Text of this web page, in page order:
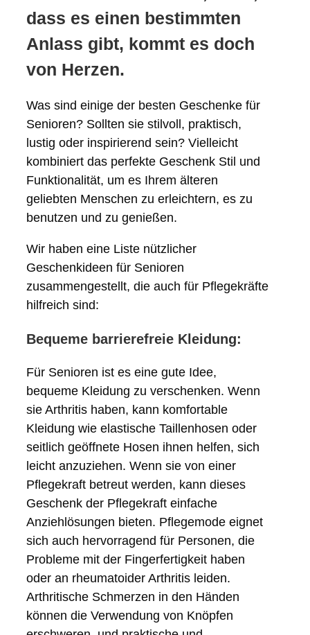
dass es einen bestimmten
Anlass gibt, kommt es doch
von Herzen.
Was sind einige der besten Geschenke für
Senioren? Sollten sie stilvoll, praktisch,
lustig oder inspirierend sein? Vielleicht
kombiniert das perfekte Geschenk Stil und
Funktionalität, um es Ihrem älteren
geliebten Menschen zu erleichtern, es zu
benutzen und zu genießen.
Wir haben eine Liste nützlicher
Geschenkideen für Senioren
zusammengestellt, die auch für Pflegekräfte
hilfreich sind:
Bequeme barrierefreie Kleidung:
Für Senioren ist es eine gute Idee,
bequeme Kleidung zu verschenken. Wenn
sie Arthritis haben, kann komfortable
Kleidung wie elastische Taillenhosen oder
seitlich geöffnete Hosen ihnen helfen, sich
leicht anzuziehen. Wenn sie von einer
Pflegekraft betreut werden, kann dieses
Geschenk der Pflegekraft einfache
Anziehlösungen bieten. Pflegemode eignet
sich auch hervorragend für Personen, die
Probleme mit der Fingerfertigkeit haben
oder an rheumatoider Arthritis leiden.
Arthritische Schmerzen in den Händen
können die Verwendung von Knöpfen